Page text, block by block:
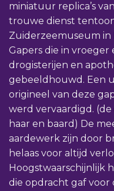
miniatuur replica’s
trouwe dienst
Zuiderzeemuseum in
Gapers die in
drogisterijen en
gebeeldhouwd. Een
origineel van deze
werd vervaardigd.
haar en baard) De
aardewerk zijn door
helaas voor altijd
Hoogstwaarschijnlijk
die opdracht gaf voor